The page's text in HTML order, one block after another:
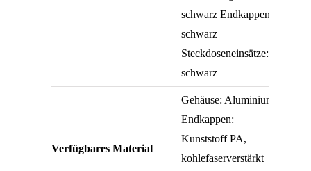
schwarz Endkappen:
schwarz
Steckdoseneinsätze:
schwarz
Verfügbares Material
Gehäuse: Aluminium
Endkappen:
Kunststoff PA,
kohlefaserverstärkt